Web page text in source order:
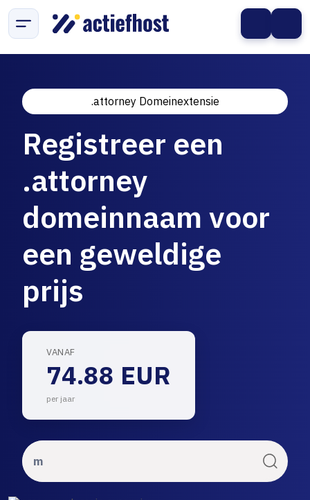
.attorney Domeinextensie
Registreer een
.attorney
domeinnaam voor
een geweldige
prijs
VANAF
74.88 EUR
per jaar